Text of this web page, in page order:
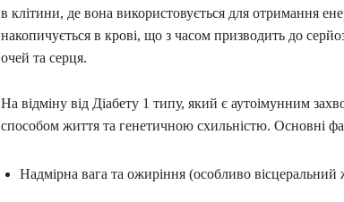
в клітини, де вона використовується для отримання
накопичується в крові, що з часом призводить до
очей та серця.
На відміну від Діабету 1 типу, який є аутоімунним
способом життя та генетичною схильністю. Основні
Надмірна вага та ожиріння (особливо вісцеральний